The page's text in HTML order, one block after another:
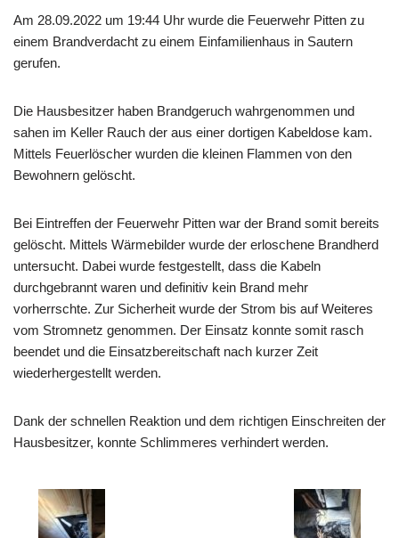
Am 28.09.2022 um 19:44 Uhr wurde die Feuerwehr Pitten zu
einem Brandverdacht zu einem Einfamilienhaus in Sautern
gerufen.
Die Hausbesitzer haben Brandgeruch wahrgenommen und
sahen im Keller Rauch der aus einer dortigen Kabeldose kam.
Mittels Feuerlöscher wurden die kleinen Flammen von den
Bewohnern gelöscht.
Bei Eintreffen der Feuerwehr Pitten war der Brand somit bereits
gelöscht. Mittels Wärmebilder wurde der erloschene Brandherd
untersucht. Dabei wurde festgestellt, dass die Kabeln
durchgebrannt waren und definitiv kein Brand mehr
vorherrschte. Zur Sicherheit wurde der Strom bis auf Weiteres
vom Stromnetz genommen. Der Einsatz konnte somit rasch
beendet und die Einsatzbereitschaft nach kurzer Zeit
wiederhergestellt werden.
Dank der schnellen Reaktion und dem richtigen Einschreiten der
Hausbesitzer, konnte Schlimmeres verhindert werden.